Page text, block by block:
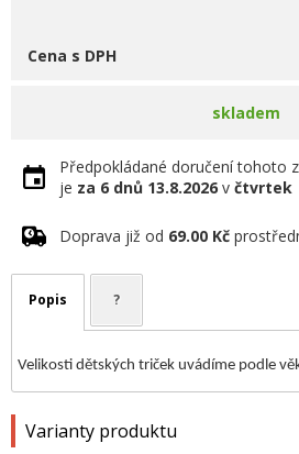
Cena s DPH
skladem
Předpokládané doručení tohoto
je za 6 dnů 13.8.2026 v čtvrtek
Doprava již od 69.00 Kč
Popis ?
Velikosti dětských triček uvádíme podle
Varianty produktu